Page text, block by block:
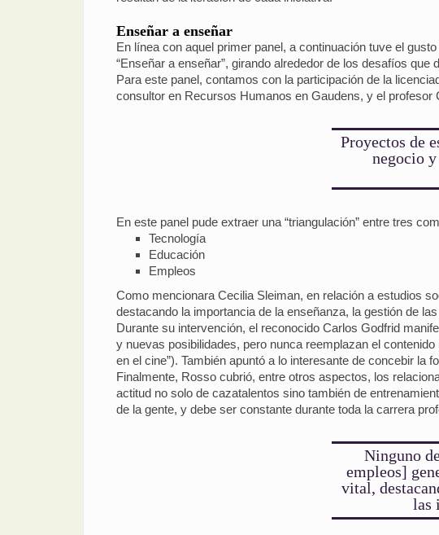
Enseñar a enseñar
En línea con aquel primer panel, a continuación tuve el
“Enseñar a enseñar”, girando alrededor de los desafíos
Para este panel, contamos con la participación de la
consultor en Recursos Humanos en Gaudens, y el
Proyectos de
negocio
En este panel pude extraer una “triangulación” entre tres
Tecnología
Educación
Empleos
Como mencionara Cecilia Sleiman, en relación a estudios
destacando la importancia de la enseñanza, la gestión de
Durante su intervención, el reconocido Carlos Godfrid
y nuevas posibilidades, pero nunca reemplazan el
en el cine”). También apuntó a lo interesante de concebir
Finalmente, Rosso cubrió, entre otros aspectos, los
actitud no solo de cazatalentos sino también de
de la gente, y debe ser constante durante toda la carrera
Ninguno
empleos]
vital,
las